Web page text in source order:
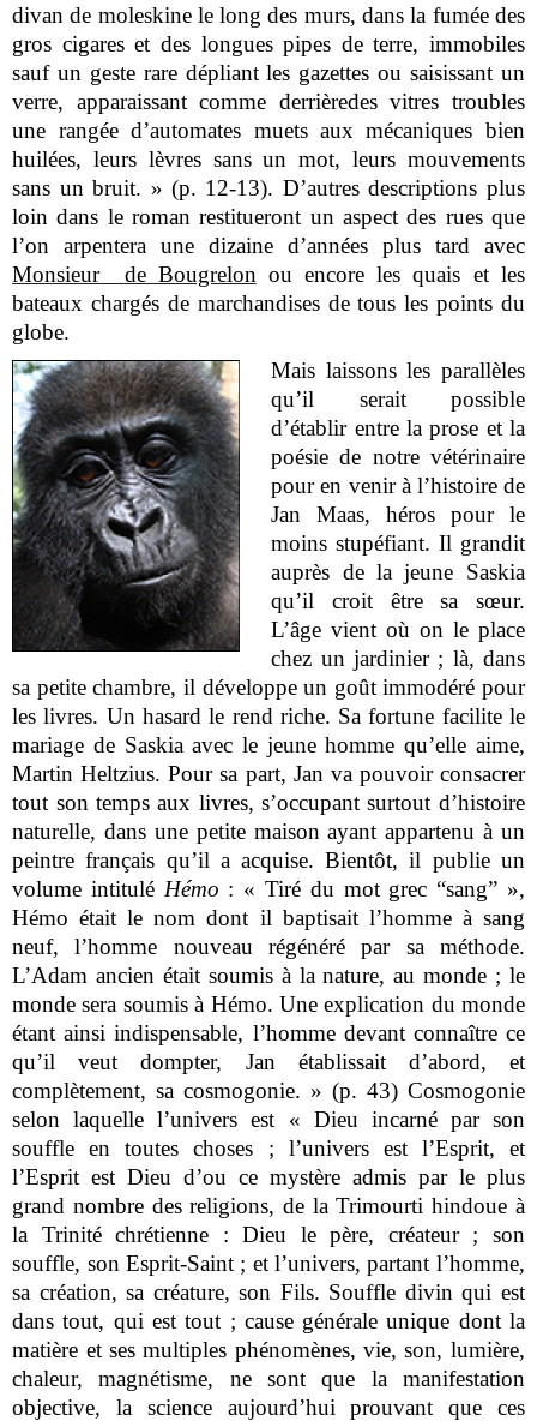
divan de moleskine le long des murs, dans la fumée des
gros cigares et des longues pipes de terre, immobiles
sauf un geste rare dépliant les gazettes ou saisissant un
verre, apparaissant comme derrièredes vitres troubles
une rangée d’automates muets aux mécaniques bien
huilées, leurs lèvres sans un mot, leurs mouvements
sans un bruit. » (p. 12-13). D’autres descriptions plus
loin dans le roman restitueront un aspect des rues que
l’on arpentera une dizaine d’années plus tard avec
Monsieur
de Bougrelon ou encore les quais et les
bateaux chargés de marchandises de tous les points du
globe.
Mais laissons les parallèles
qu’il serait possible
d’établir entre la prose et la
poésie de notre vétérinaire
pour en venir à l’histoire de
Jan Maas, héros pour le
moins stupéfiant. Il grandit
auprès de la jeune Saskia
qu’il croit être sa sœur.
L’âge vient où on le place
chez un jardinier ; là, dans
sa petite chambre, il développe un goût immodéré pour
les livres. Un hasard le rend riche. Sa fortune facilite le
mariage de Saskia avec le jeune homme qu’elle aime,
Martin Heltzius. Pour sa part, Jan va pouvoir consacrer
tout son temps aux livres, s’occupant surtout d’histoire
naturelle, dans une petite maison ayant appartenu à un
peintre français qu’il a acquise. Bientôt, il publie un
volume intitulé Hémo : «Tiré du mot grec “sang” »,
Hémo était le nom dont il baptisait l’homme à sang
neuf, l’homme nouveau régénéré par sa méthode.
L’Adam ancien était soumis à la nature, au monde ; le
monde sera soumis à Hémo. Une explication du monde
étant ainsi indispensable, l’homme devant connaître ce
qu’il veut dompter, Jan établissait d’abord, et
complètement, sa cosmogonie. » (p. 43) Cosmogonie
selon laquelle l’univers est « Dieu incarné par son
souffle en toutes choses ; l’univers est l’Esprit, et
l’Esprit est Dieu d’ou ce mystère admis par le plus
grand nombre des religions, de la Trimourti hindoue à
la Trinité chrétienne : Dieu le père, créateur ; son
souffle, son Esprit-Saint ; et l’univers, partant l’homme,
sa création, sa créature, son Fils. Souffle divin qui est
dans tout, qui est tout ; cause générale unique dont la
matière et ses multiples phénomènes, vie, son, lumière,
chaleur, magnétisme, ne sont que la manifestation
objective, la science aujourd’hui prouvant que ces